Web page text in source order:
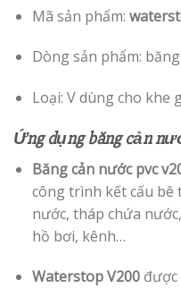
Mã sản phẩm:
Dòng sản phẩm:
Loại: V dùng cho khe
Ứng dụng băng cản
Băng cản nước pvc
công trình kết cấu bê
nước, tháp chứa
hồ bơi, kênh…
Waterstop V200được